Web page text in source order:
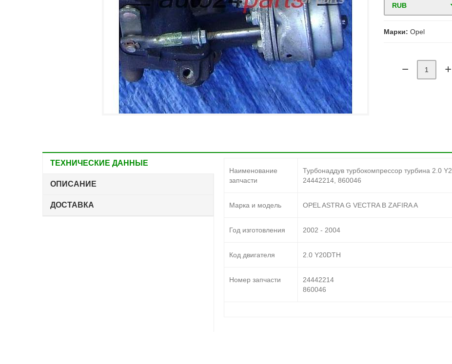
RUB
Марки: Opel
ТЕХНИЧЕСКИЕ ДАННЫЕ
ОПИСАНИЕ
ДОСТАВКА
Наименование
запчасти
Турбонаддув турбокомпрессор турбина 2.0
24442214, 860046
Марка и модель OPEL ASTRA G VECTRA B ZAFIRA A
Год изготовления 2002 - 2004
Код двигателя 2.0 Y20DTH
Номер запчасти
24442214
860046